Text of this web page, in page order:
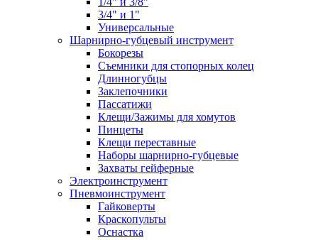
3/4" и 1"
Универсальные
Шарнирно-губцевый инструмент
Бокорезы
Съемники для стопорных колец
Длинногубцы
Заклепочники
Пассатижи
Клещи/Зажимы для хомутов
Пинцеты
Клещи переставные
Наборы шарнирно-губцевые
Захваты гейферные
Электроинструмент
Пневмоинструмент
Гайковерты
Краскопульты
Оснастка